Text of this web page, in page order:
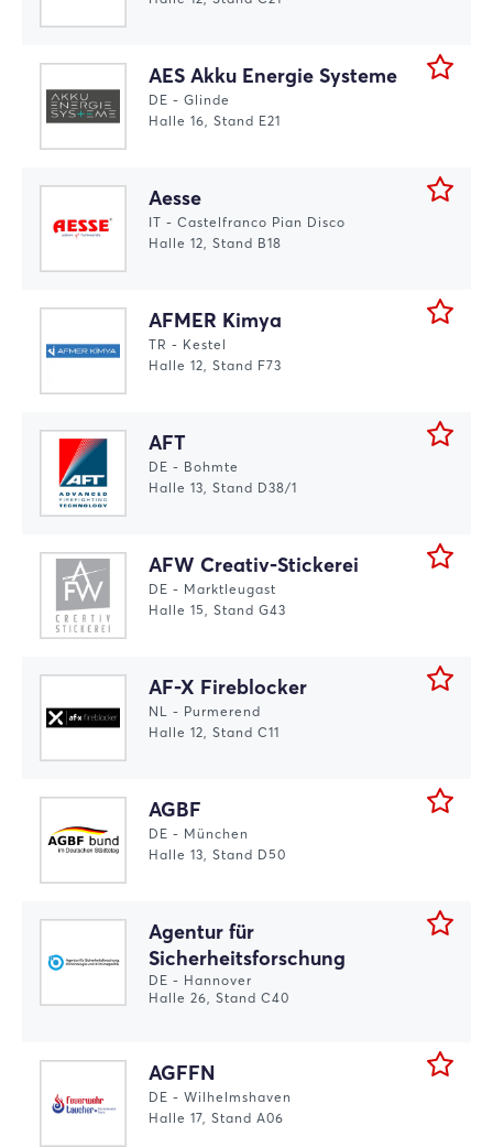
AES Akku Energie Systeme
DE - Glinde
Halle 16, Stand E21
Aesse
IT - Castelfranco Pian Disco
Halle 12, Stand B18
AFMER Kimya
TR - Kestel
Halle 12, Stand F73
AFT
DE - Bohmte
Halle 13, Stand D38/1
AFW Creativ-Stickerei
DE - Marktleugast
Halle 15, Stand G43
AF-X Fireblocker
NL - Purmerend
Halle 12, Stand C11
AGBF
DE - München
Halle 13, Stand D50
Agentur für
Sicherheitsforschung
DE - Hannover
Halle 26, Stand C40
AGFFN
DE - Wilhelmshaven
Halle 17, Stand A06